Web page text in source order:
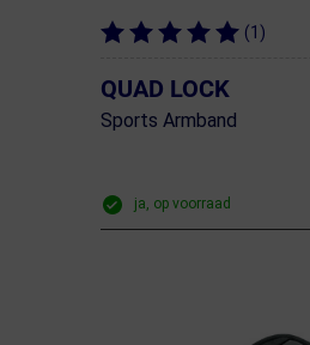
(1)
QUAD LOCK
Sports Armband
ja, op voorraad